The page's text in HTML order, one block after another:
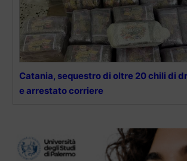
Catania, sequestro di oltre 20 chili di
e arrestato corriere